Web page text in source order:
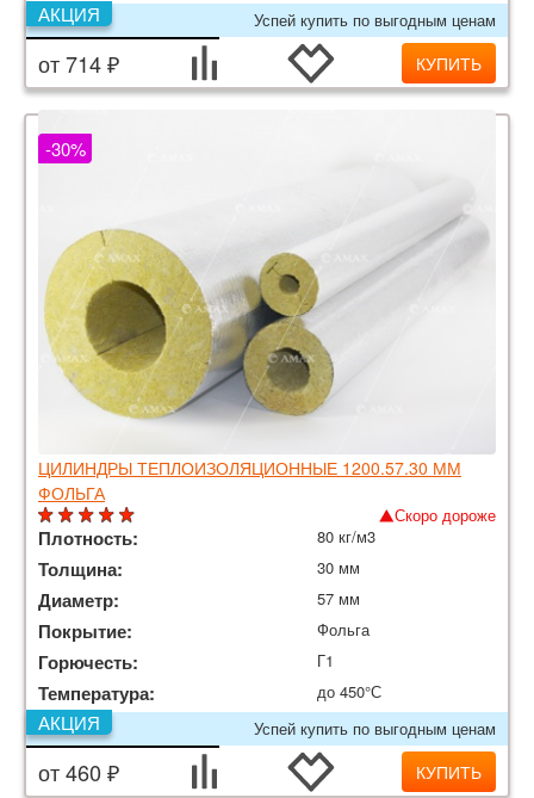
Успей купить по выгодным ценам
АКЦИЯ
от 714 ₽ КУПИТЬ
ЦИЛИНДРЫ ТЕПЛОИЗОЛЯЦИОННЫЕ 1200.57.30 ММ
ФОЛЬГА
-30%
Скоро дороже
Плотность: 80 кг/м3
Толщина: 30 мм
Диаметр: 57 мм
Покрытие: Фольга
Горючесть: Г1
Температура:
до 450°С
Успей купить по выгодным ценам
АКЦИЯ
от 460 ₽ КУПИТЬ